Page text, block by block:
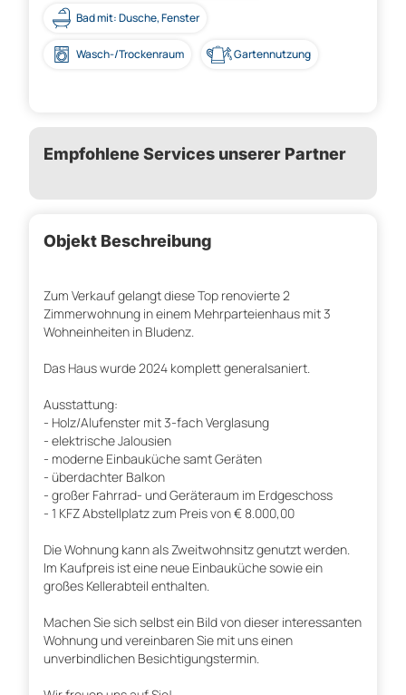
Bad mit: Dusche, Fenster
Wasch-/Trockenraum Gartennutzung
Empfohlene Services unserer Partner
Objekt Beschreibung
Zum Verkauf gelangt diese Top renovierte 2
Zimmerwohnung in einem Mehrparteienhaus mit 3
Wohneinheiten in Bludenz.
Das Haus wurde 2024 komplett generalsaniert.
Ausstattung:
- Holz/Alufenster mit 3-fach Verglasung
- elektrische Jalousien
- moderne Einbauküche samt Geräten
- überdachter Balkon
- großer Fahrrad- und Geräteraum im Erdgeschoss
- 1 KFZ Abstellplatz zum Preis von € 8.000,00
Die Wohnung kann als Zweitwohnsitz genutzt werden.
Im Kaufpreis ist eine neue Einbauküche sowie ein
großes Kellerabteil enthalten.
Machen Sie sich selbst ein Bild von dieser interessanten
Wohnung und vereinbaren Sie mit uns einen
unverbindlichen Besichtigungstermin.